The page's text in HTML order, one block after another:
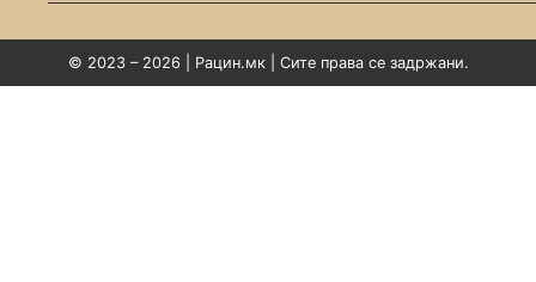
© 2023 – 2026 | Рацин.мк | Сите права се задржани.